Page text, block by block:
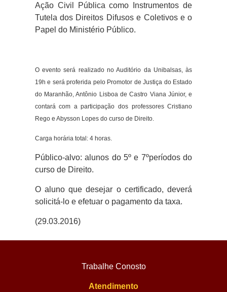
Ação Civil Pública como Instrumentos de
Tutela dos Direitos Difusos e Coletivos e o
Papel do Ministério Público.
O evento será realizado no Auditório da Unibalsas, às
19h e será proferida pelo Promotor de Justiça do Estado
do Maranhão, Antônio Lisboa de Castro Viana Júnior, e
contará com a participação dos professores Cristiano
Rego e Abysson Lopes do curso de Direito.
Carga horária total: 4 horas.
Público-alvo: alunos do 5º e 7ºperíodos do
curso de Direito.
O aluno que desejar o certificado, deverá
solicitá-lo e efetuar o pagamento da taxa.
(29.03.2016)
Trabalhe Conosto
Atendimento